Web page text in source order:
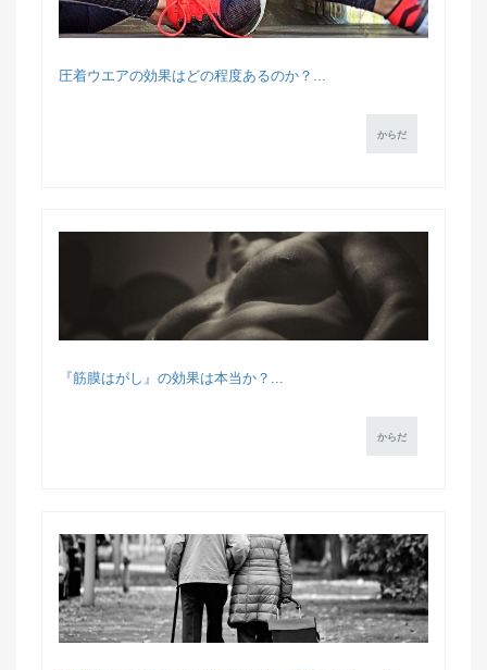
圧着ウエアの効果はどの程度あるのか？...
からだ
『筋膜はがし』の効果は本当か？...
からだ